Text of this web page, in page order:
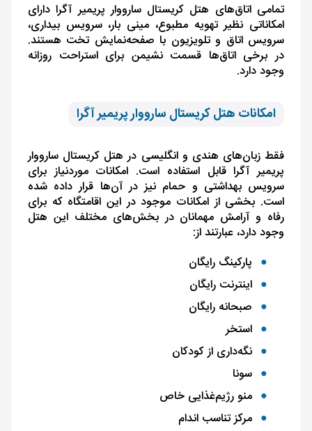
تمامی اتاق‌های هتل کریستال سارووار پریمیر آگرا دارای
امکاناتی نظیر تهویه مطبوع، مینی بار، سرویس بیداری،
سرویس اتاق و تلویزیون با صفحه‌نمایش تخت هستند.
در برخی اتاق‌ها قسمت نشیمن برای استراحت روزانه
وجود دارد.
امکانات هتل کریستال سارووار پریمیر آگرا
فقط زبان‌های هندی و انگلیسی در هتل کریستال سارووار
پریمیر آگرا قابل استفاده است. امکانات موردنیاز برای
سرویس بهداشتی و حمام نیز در آن‌ها قرار داده شده
است. بخشی از امکانات موجود در این اقامتگاه که برای
رفاه و آرامش مهمانان در بخش‌های مختلف این هتل
وجود دارد، عبارتند از:
پارکینگ رایگان
اینترنت رایگان
صبحانه رایگان
استخر
نگه‌داری از کودکان
سونا
منو رژیم‌غذایی خاص
مرکز تناسب ‌اندام